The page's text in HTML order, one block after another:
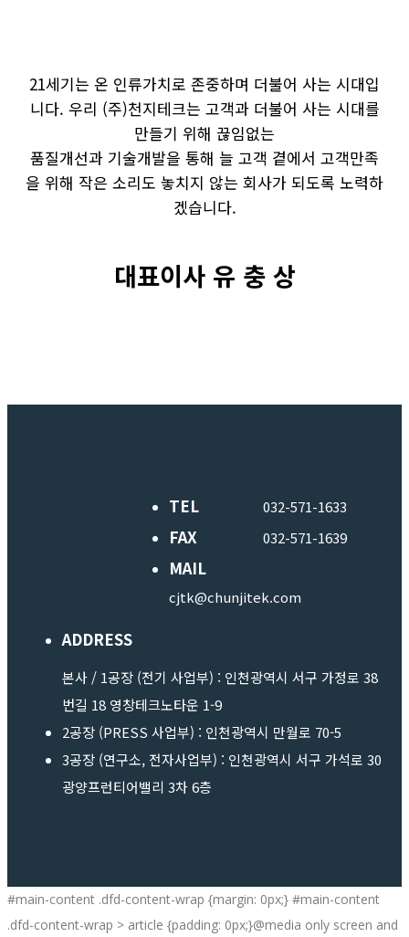
21세기는 온 인류가치로 존중하며 더불어 사는 시대입
니다. 우리 (주)천지테크는 고객과 더불어 사는 시대를
만들기 위해 끊임없는
품질개선과 기술개발을 통해 늘 고객 곁에서 고객만족
을 위해 작은 소리도 놓치지 않는 회사가 되도록 노력하
겠습니다.
대표이사 유 충 상
TEL 032-571-1633
FAX 032-571-1639
MAIL
cjtk@chunjitek.com
ADDRESS
본사 / 1공장 (전기 사업부) : 인천광역시 서구 가정로 38
번길 18 영창테크노타운 1-9
2공장 (PRESS 사업부) : 인천광역시 만월로 70-5
3공장 (연구소, 전자사업부) : 인천광역시 서구 가석로 30
광양프런티어밸리 3차 6층
#main-content .dfd-content-wrap {margin: 0px;} #main-content
.dfd-content-wrap > article {padding: 0px;}@media only screen and